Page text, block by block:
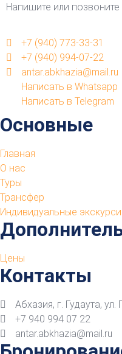
Напишите или
+7 (940) 773-33-31
+7 (940) 994-07-22
antar.abkhazia@mail.ru
Написать в Whatsapp
Написать в Telegram
Основные
Главная
О нас
Туры
Трансфер
Индивидуальные
Цены
Контакты
Абхазия, г. Гудаута,
+7 940 994 07 22
antar.abkhazia@mail.ru